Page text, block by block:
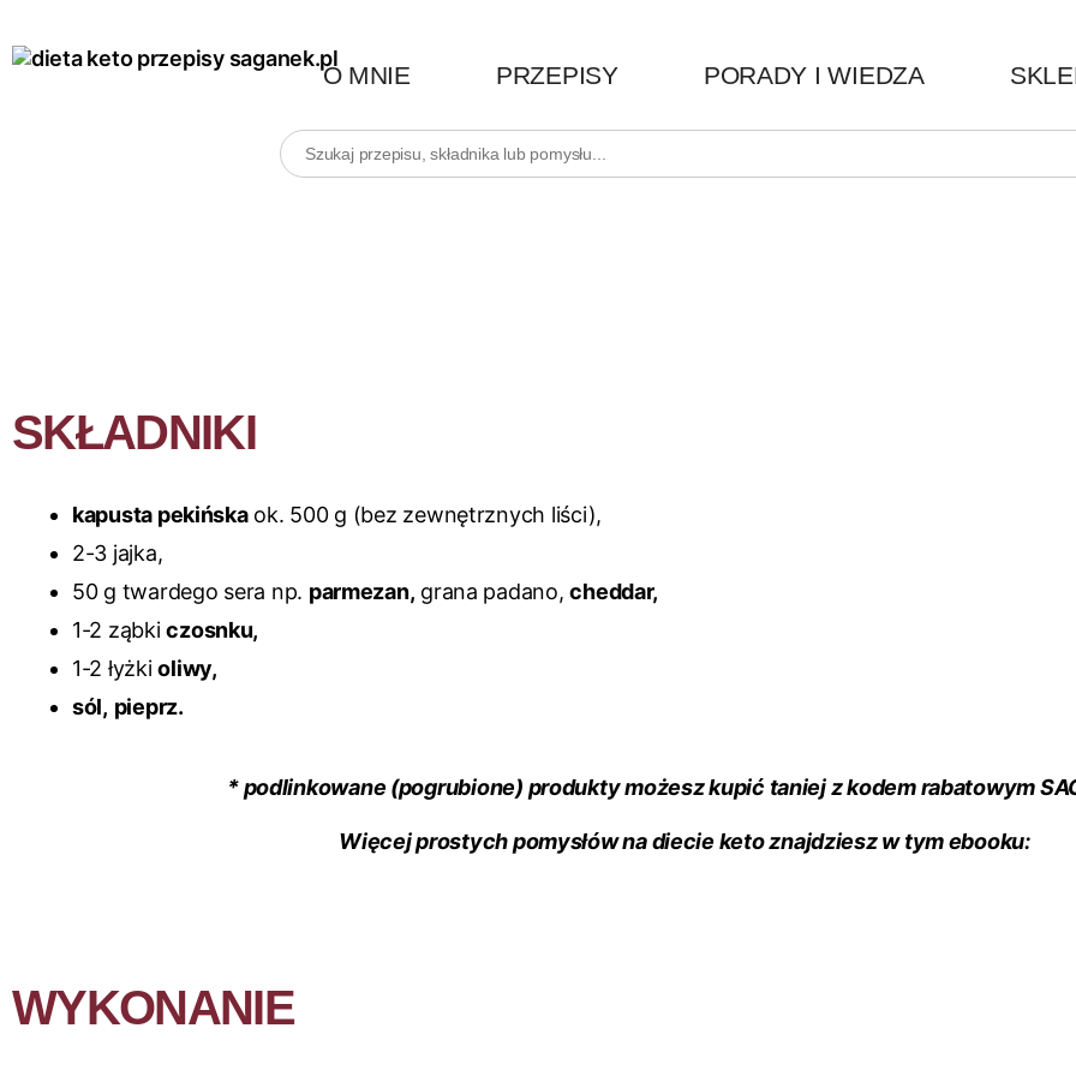
O MNIE PRZEPISY PORADY I WIEDZA
SKŁADNIKI
kapusta pekińskaok. 500 g (bez zewnętrznych liści),
2-3 jajka,
50 g twardego sera np. parmezan, grana padano,cheddar,
1-2 ząbkiczosnku,
1-2 łyżkioliwy,
sól, pieprz.
*podlinkowane (pogrubione) produkty możesz kupić taniej z kodem rabatowym
Więcej prostych pomysłów na diecie keto znajdziesz w tym ebooku:
WYKONANIE